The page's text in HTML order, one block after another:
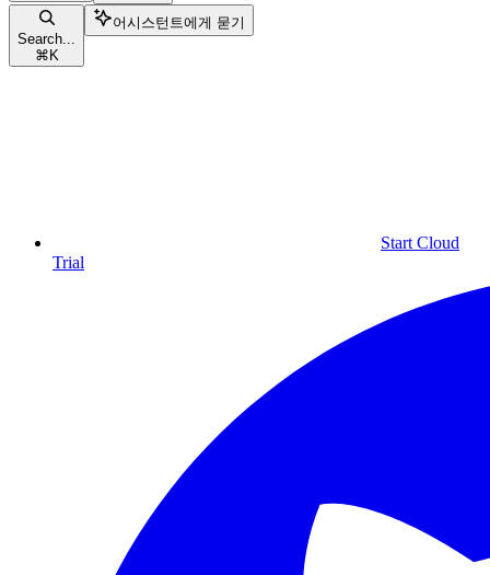
Search...
⌘ K
어시스턴트에게 묻기
Start Cloud
Trial